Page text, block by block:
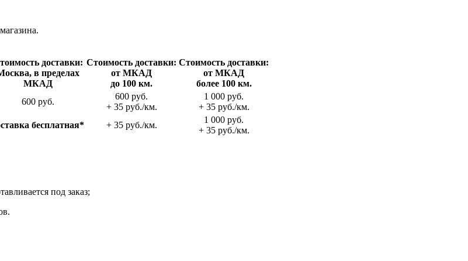
доставки:
в пределах
МКАД
Стои­мость доставки:
от МКАД
до 100 км.
Стои­мость доставки:
от МКАД
более 100 км.
600 руб.
600 руб.
+ 35 руб./км.
1 000 руб.
+ 35 руб./км.
беспла­тная* + 35 руб./км.
1 000 руб.
+ 35 руб./км.
под заказ;